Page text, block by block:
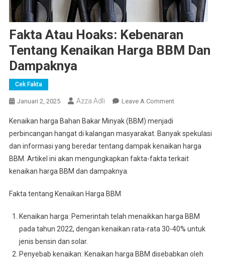
Fakta Atau Hoaks: Kebenaran
Tentang Kenaikan Harga BBM Dan
Dampaknya
Cek Fakta
Januari 2, 2025 Azza Adli Leave A CommentOn
Hoaks:
Kebenaran
Tentang
Dampaknya
Kenaikan harga Bahan Bakar Minyak (BBM) menjadi
perbincangan hangat di kalangan masyarakat. Banyak spekulasi
dan informasi yang beredar tentang dampak kenaikan harga
BBM. Artikel ini akan mengungkapkan fakta-fakta terkait
kenaikan harga BBM dan dampaknya.
Fakta tentang Kenaikan Harga BBM
Kenaikan harga: Pemerintah telah menaikkan harga BBM
pada tahun 2022, dengan kenaikan rata-rata 30-40% untuk
jenis bensin dan solar.
Penyebab kenaikan: Kenaikan harga BBM disebabkan oleh